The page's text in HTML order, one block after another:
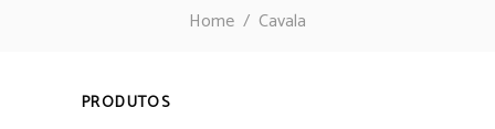
Home / Cavala
PRODUTOS